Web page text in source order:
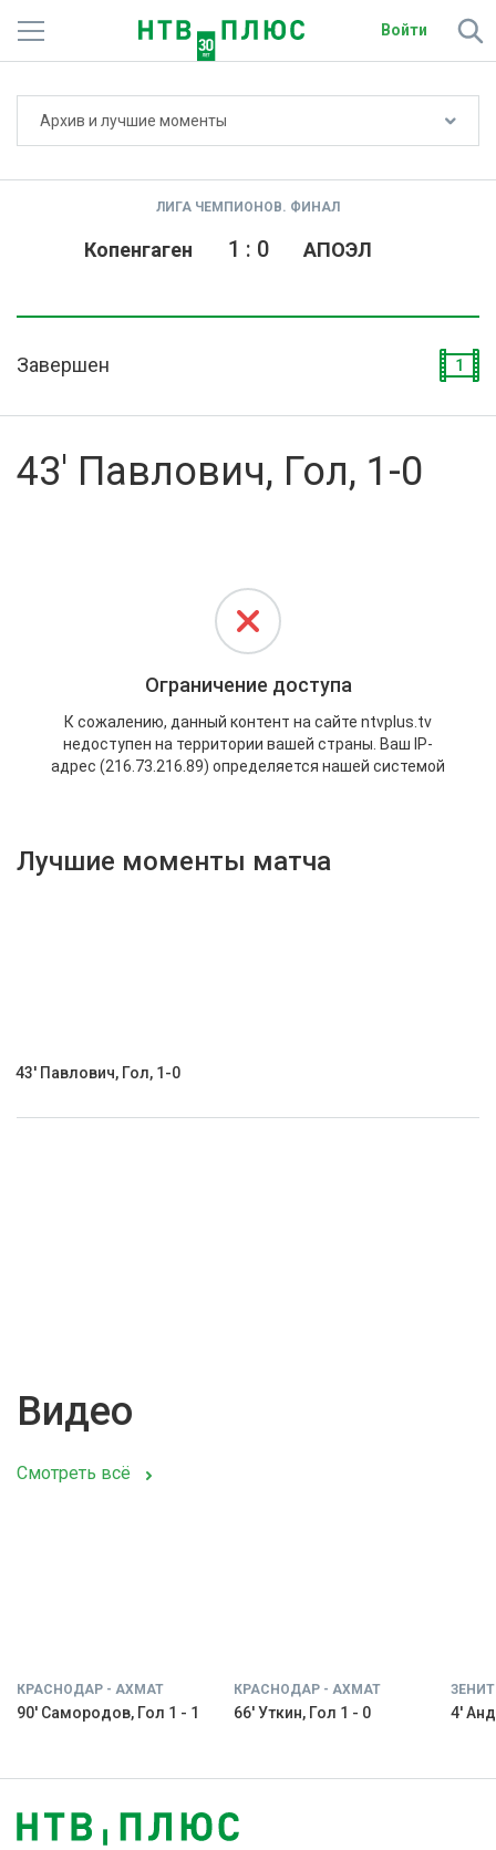
Войти
О сайте
Архив и лучшие моменты
ЛИГА ЧЕМПИОНОВ. ФИНАЛ
Копенгаген АПОЭЛ
1 : 0
Завершен 1
43' Павлович, Гол, 1-0
Лучшие моменты матча
43' Павлович, Гол, 1-0
Видео
Смотреть всё
КРАСНОДАР - АХМАТ
90' Самородов, Гол 1 - 1
КРАСНОДАР - АХМАТ
66' Уткин, Гол 1 - 0 4'